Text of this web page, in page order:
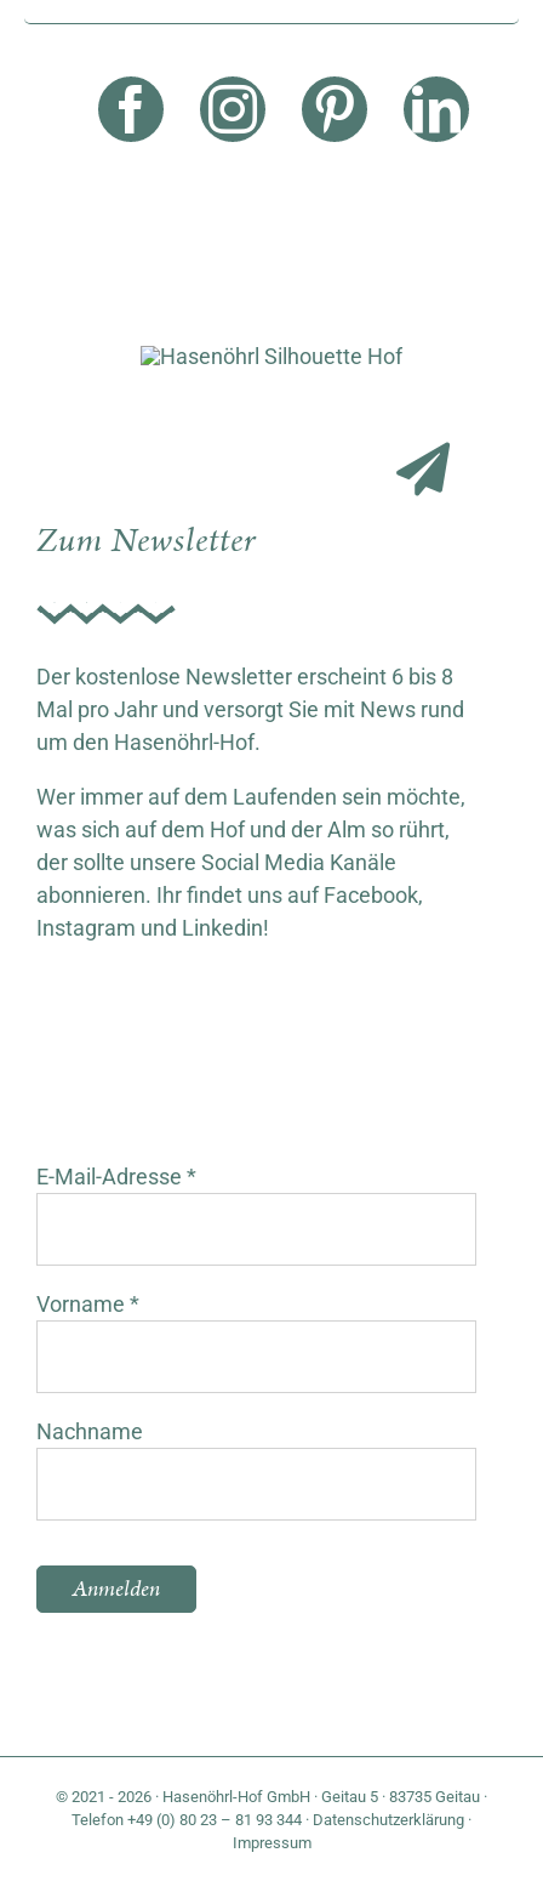
Zum Newsletter
Der kostenlose Newsletter erscheint 6 bis 8
Mal pro Jahr und versorgt Sie mit News rund
um den Hasenöhrl-Hof.
Wer immer auf dem Laufenden sein möchte,
was sich auf dem Hof und der Alm so rührt,
der sollte unsere Social Media Kanäle
abonnieren. Ihr findet uns auf Facebook,
Instagram und Linkedin!
E-Mail-Adresse *
Vorname *
Nachname
Bitte lasse dieses Feld leer.
© 2021 - 2026 · Hasenöhrl-Hof GmbH · Geitau 5 · 83735 Geitau ·
Telefon +49 (0) 80 23 – 81 93 344 · Datenschutzerklärung ·
Impressum